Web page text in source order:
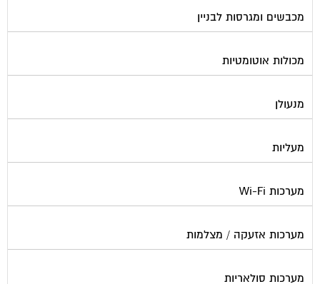
מכבשים ומגרסות לבניין
מכולות אוטומטיות
מנעולן
מעליות
מערכות Wi-Fi
מערכות אזעקה / מצלמות
מערכות סולאריות